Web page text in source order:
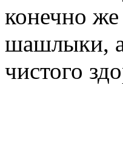
конечно же
шашлыки, а
чистого